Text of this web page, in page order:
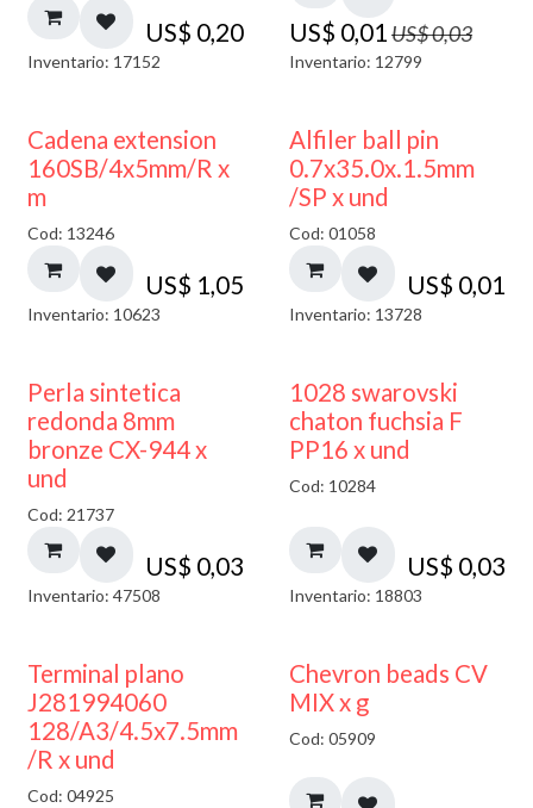
US$ 0,20
Inventario: 17152
US$ 0,01US$0,03
Inventario: 12799
Cadena extension
160SB/4x5mm/R x
m
Cod: 13246
US$ 1,05
Inventario: 10623
Alfiler ball pin
0.7x35.0x.1.5mm
/SP x und
Cod: 01058
US$ 0,01
Inventario: 13728
Perla sintetica
redonda 8mm
bronze CX-944 x
und
Cod: 21737
US$ 0,03
Inventario: 47508
1028 swarovski
chaton fuchsia F
PP16 x und
Cod: 10284
US$ 0,03
Inventario: 18803
Terminal plano
J281994060
128/A3/4.5x7.5mm
/R x und
Cod: 04925
50% DESCUENTO
Chevron beads CV
MIX x g
Cod: 05909